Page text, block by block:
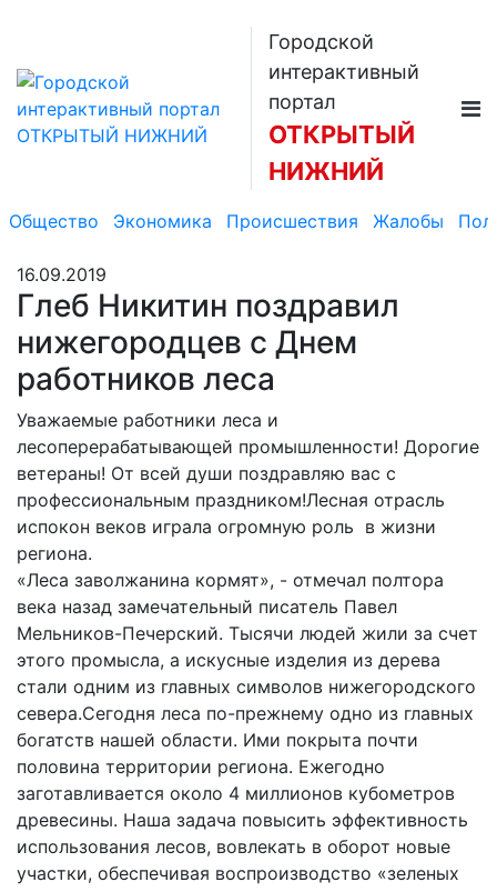
Городской
интерактивный
портал
ОТКРЫТЫЙ
НИЖНИЙ
Общество Экономика Происшествия Жалобы
16.09.2019
Глеб Никитин поздравил
нижегородцев с Днем
работников леса
Уважаемые работники леса и
лесоперерабатывающей промышленности! Дорогие
ветераны! От всей души поздравляю вас с
профессиональным праздником!Лесная отрасль
испокон веков играла огромную роль в жизни
региона.
«Леса заволжанина кормят», - отмечал полтора
века назад замечательный писатель Павел
Мельников-Печерский. Тысячи людей жили за счет
этого промысла, а искусные изделия из дерева
стали одним из главных символов нижегородского
севера.Сегодня леса по-прежнему одно из главных
богатств нашей области. Ими покрыта почти
половина территории региона. Ежегодно
заготавливается около 4 миллионов кубометров
древесины. Наша задача повысить эффективность
использования лесов, вовлекать в оборот новые
участки, обеспечивая воспроизводство «зеленых